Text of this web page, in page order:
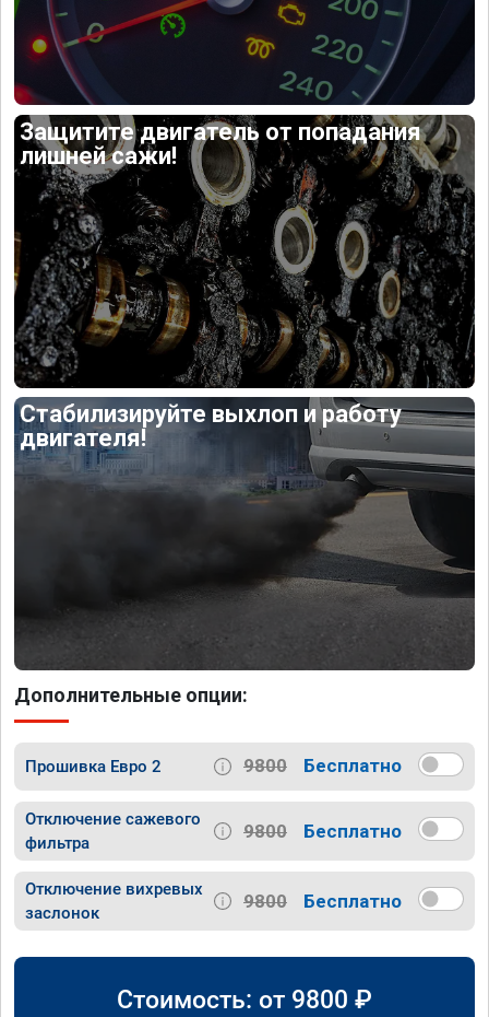
Защитите двигатель от попадания
лишней сажи!
Стабилизируйте выхлоп и работу
двигателя!
Дополнительные опции:
Прошивка Евро 2 9800 Бесплатно
Отключение сажевого
фильтра
9800 Бесплатно
Отключение вихревых
заслонок
9800 Бесплатно
Стоимость: от 9800 ₽